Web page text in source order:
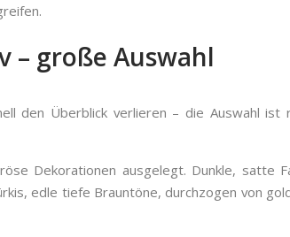
große Auswahl
den Überblick verlieren – die Auswahl ist
Dekorationen ausgelegt. Dunkle, satte
edle tiefe Brauntöne, durchzogen von